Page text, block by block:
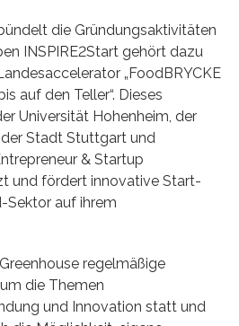
die Gründungsaktivitäten
INSPIRE2Start gehört dazu
„FoodBRYCKE
auf den Teller“. Dieses
Universität Hohenheim, der
Stadt Stuttgart und
& Startup
und fördert innovative Start-
Sektor auf ihrem
regelmäßige
die Themen
und Innovation statt und